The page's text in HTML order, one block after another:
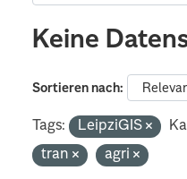
Keine
Sortieren nach
Tags: LeipziGIS
tran
agri